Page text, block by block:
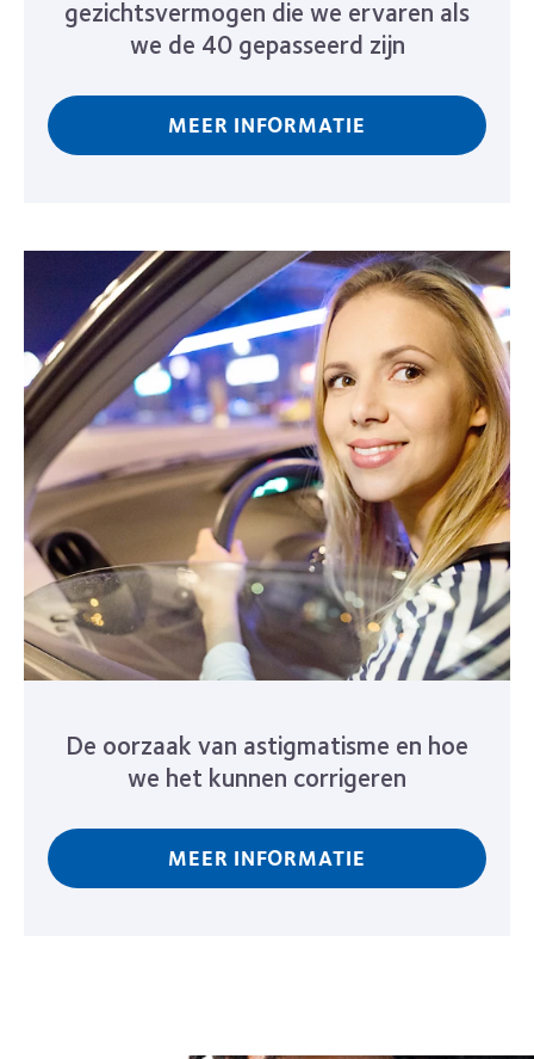
gezichtsvermogen die we ervaren als
we de 40 gepasseerd zijn
MEER INFORMATIE
De oorzaak van astigmatisme en hoe
we het kunnen corrigeren
MEER INFORMATIE